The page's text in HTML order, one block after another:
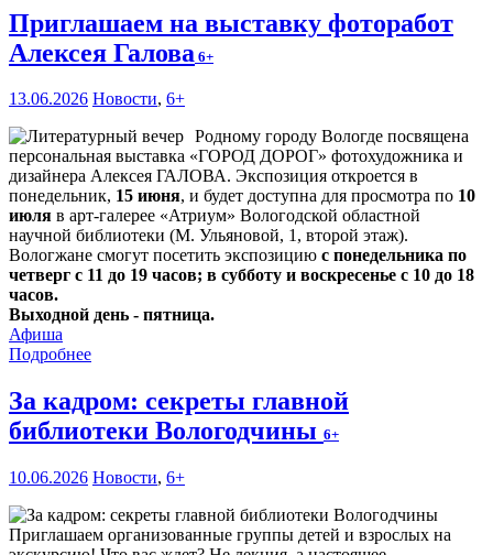
Приглашаем на выставку фоторабот
Алексея Галова 6+
13.06.2026 Новости, 6+
Родному городу Вологде посвящена
персональная выставка «ГОРОД ДОРОГ» фотохудожника и
дизайнера Алексея ГАЛОВА. Экспозиция откроется в
понедельник, 15 июня, и будет доступна для просмотра по 10
июля в арт-галерее «Атриум» Вологодской областной
научной библиотеки (М. Ульяновой, 1, второй этаж).
Вологжане смогут посетить экспозицию с понедельника по
четверг с 11 до 19 часов; в субботу и воскресенье с 10 до 18
часов.
Выходной день - пятница.
Афиша
Подробнее
За кадром: секреты главной
библиотеки Вологодчины 6+
10.06.2026 Новости, 6+
Приглашаем организованные группы детей и взрослых на